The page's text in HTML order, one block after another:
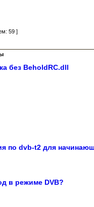
59 ]
без BeholdRC.dll
по dvb-t2 для
в режиме DVB?